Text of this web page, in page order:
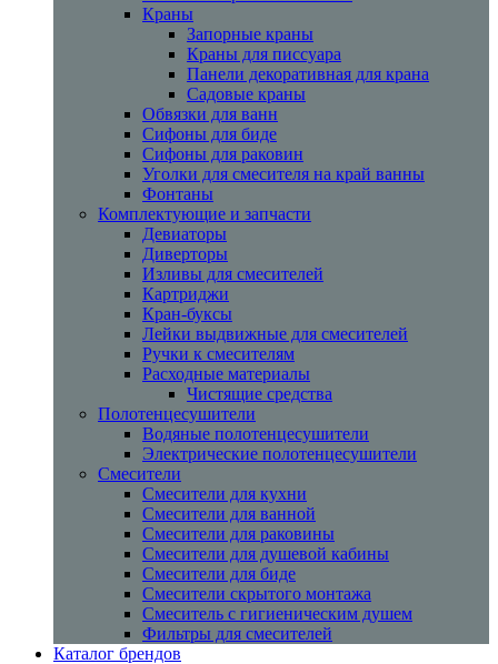
Краны
Запорные краны
Краны для писсуара
Панели декоративная для крана
Садовые краны
Обвязки для ванн
Сифоны для биде
Сифоны для раковин
Уголки для смесителя на край ванны
Фонтаны
Комплектующие и запчасти
Девиаторы
Диверторы
Изливы для смесителей
Картриджи
Кран-буксы
Лейки выдвижные для смесителей
Ручки к смесителям
Расходные материалы
Чистящие средства
Полотенцесушители
Водяные полотенцесушители
Электрические полотенцесушители
Смесители
Смесители для кухни
Смесители для ванной
Смесители для раковины
Смесители для душевой кабины
Смесители для биде
Смесители скрытого монтажа
Смеситель с гигиеническим душем
Фильтры для смесителей
Каталог брендов